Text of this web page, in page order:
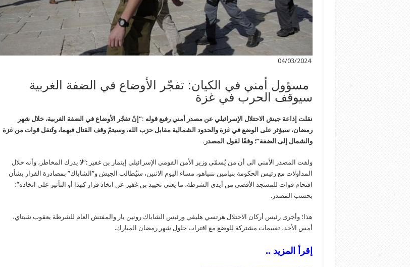
04/03/2024
مسؤول أمني في الكيان: تفجّر الأوضاع في الضفة الغربية
سيوقف الحرب في غزة‎
نقلت إذاعة جيش الاحتلال الإسرائيلي عن مصدر أمني رفيع قوله :”إنّ تفجّر الأوضاع في الضفة الغربية، خلال شهر
رمضان، سيؤثر على الوضع في غزة والحدود الشمالية مقابل حزب الله، وسيتمّ وقف القتال فيهما، وتُنقل قوات من غزة
والشمال إلى الضفة”؛ وفقًا لقول المصدر.
ولفت المصدر الأمني الى أن من يُسمّى وزير الأمن القومي الإسرائيلي إيتمار بن غفير :”لا يدرك المخاطر، وأنه خلال
المداولات مع رئيس الحكومة بنيامين نتنياهو، مساء اليوم الاثنين، سيُطالب الجيش و”الشاباك” بمصادرة القرار بشأن
اقتحام قوات للمسجد الأقصى من أيدي الشرطة، ما يعني تحييد بن غفير عن اتخاذ قرار كهذا أو التأثير على اتخاذه”؛
بحسب المصدر.
هذا؛ وأجرى رئيس أركان الاحتلال هرتسي هليفي ورئيس الشاباك رونين بار والمفتش العام للشرطة يعقوب شبتاي،
أمس الأحد، تقييمات مشتركة للوضع مع اقتراب حلول شهر رمضان المبارك.
إقرأ المزيد ..